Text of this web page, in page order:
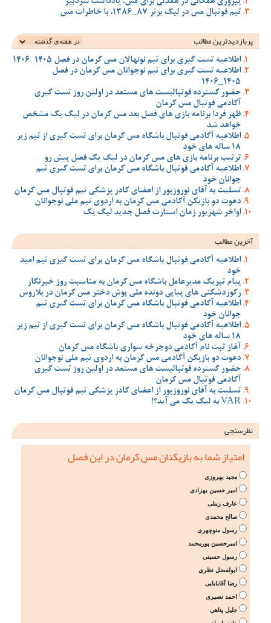
تیم فوتبال مس در لیگ برتر 87_1386، با خاطرات مس
پربازدیدترین‌ مطالب
اطلاعیه تست گیری برای تیم نونهالان مس کرمان در فصل 1405-1406
اطلاعیه تست گیری برای تیم نوجوانان مس کرمان در فصل
1405_1406
حضور گسترده فوتبالیست های مستعد در اولین روز تست گیری
آکادمی فوتبال مس کرمان
ظهر فردا برنامه بازی های فصل بعد مس کرمان در لیگ یک مشخص
خواهد شد
اطلاعیه آکادمی فوتبال باشگاه مس کرمان برای تست گیری از تیم زیر
18 ساله های خود
ترتیب برنامه بازی های مس کرمان در لیگ یک فصل پیش رو
اطلاعیه آکادمی فوتبال باشگاه مس کرمان برای تست گیری تیم
جوانان خود
تسلیت به آقای نوروزپور از اعضای کادر پزشکی تیم فوتبال مس کرمان
دعوت دو بازیکن آکادمی مس کرمان به اردوی تیم ملی نوجوانان
اواخر شهریور زمان استارت فصل جدید لیگ یک
آخرین مطالب
اطلاعیه آکادمی فوتبال باشگاه مس کرمان برای تست گیری تیم امید
خود
پیام تبریک مدیرعامل باشگاه مس کرمان به مناسبت روز خبرنگار
رکوردشکنی های پیاپی دونده ملی پوش دختر مس کرمان در بلاروس
اطلاعیه آکادمی فوتبال باشگاه مس کرمان برای تست گیری تیم
جوانان خود
اطلاعیه آکادمی فوتبال باشگاه مس کرمان برای تست گیری از تیم زیر
18 ساله های خود
آغاز ثبت نام آکادمی دوچرخه سواری باشگاه مس کرمان
دعوت دو بازیکن آکادمی مس کرمان به اردوی تیم ملی نوجوانان
حضور گسترده فوتبالیست های مستعد در اولین روز تست گیری
آکادمی فوتبال مس کرمان
تسلیت به آقای نوروزپور از اعضای کادر پزشکی تیم فوتبال مس کرمان
VAR به لیگ یک می آید؟!
نظرسنجی
امتیاز شما به بازیکنان مس کرمان در این فصل
مجید بهروزی
امیر حسین بهزادی
عارف زینلی
صالح محمدی
رسول منوچهری
امیرحسین پورمحمد
رسول حسینی
ابولفضل نظری
رضا آقابابایی
احمد نصیری
جلیل پناهی